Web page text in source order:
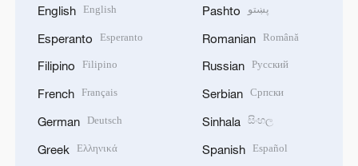
English English
Esperanto Esperanto
Filipino Filipino
French Français
German Deutsch
Greek Ελληνικά
Pashto پښتو
Romanian Română
Russian Русский
Serbian Српски
Sinhala සිංහල
Spanish Español